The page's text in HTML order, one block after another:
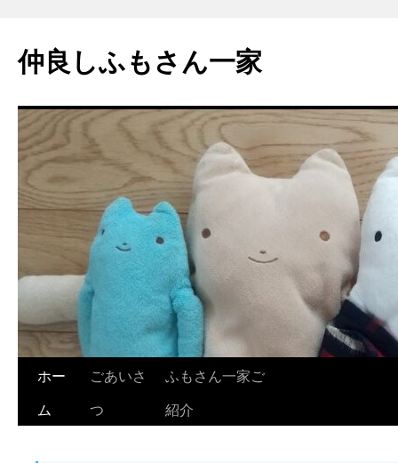
テ
ン
へ
ス
キ
ッ
仲良しふもさん一家
ホー
ム
ごあいさ
つ
ふもさん一家ご
紹介